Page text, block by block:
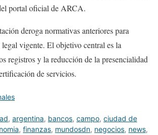
portal oficial de ARCA.
deroga normativas anteriores para
legal vigente. El objetivo central es la
registros y la reducción de la presencialidad
de servicios.
, argentina, bancos, campo, ciudad de
, finanzas, mundosdn, negocios, news,